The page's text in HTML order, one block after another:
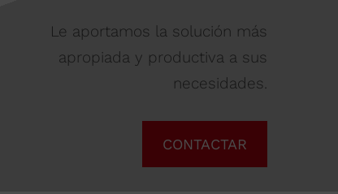
Le aportamos la solución más
apropiada y productiva a sus
necesidades.
CONTACTAR